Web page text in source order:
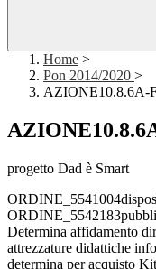
Home >
Pon 2014/2020 >
AZIONE10.8.6A-
progetto Dad è Smart
Determina affidamento
attrezzature didattiche
determina per acquisto